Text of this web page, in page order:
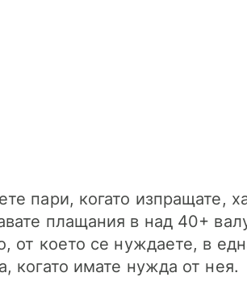
пари, когато изпращате,
плащания в над 40+
от което се нуждаете, в
когато имате нужда от нея.